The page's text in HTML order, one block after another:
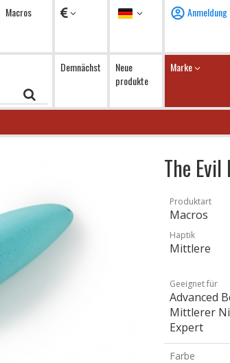
Macros Währung Sprache Anmeldung
Demnächst
Neue
produkte
Marke
The Evil
Produktart
Macros
Haptik
Mittlere
Geeignet für
Advanced
Mittlerer
Expert
Farbe